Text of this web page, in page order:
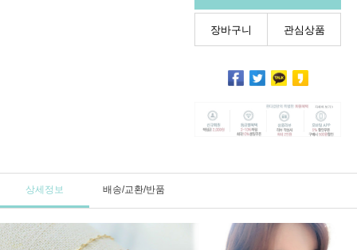
장바구니 관심상품
상세정보 배송/교환/반품